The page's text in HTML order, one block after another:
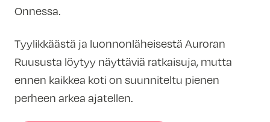
Onnessa.
Tyylikkäästä ja luonnonläheisestä Auroran
Ruususta löytyy näyttäviä ratkaisuja, mutta
ennen kaikkea koti on suunniteltu pienen
perheen arkea ajatellen.